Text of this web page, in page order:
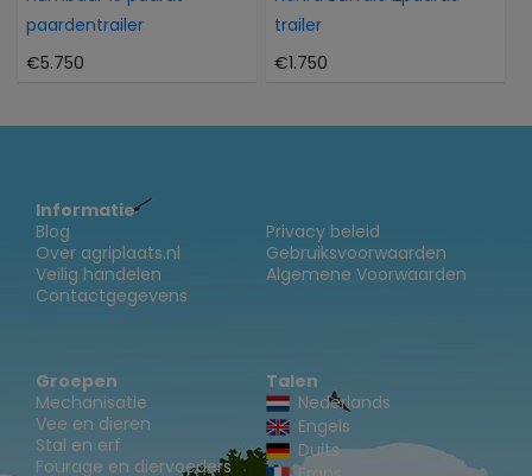
paardentrailer
€5.750
trailer
€1.750
Informatie
Blog
Over agriplaats.nl
Veilig handelen
Contactgegevens
Privacy beleid
Gebruiksvoorwaarden
Algemene Voorwaarden
Groepen
Mechanisatie
Vee en dieren
Stal en erf
Fourage en diervoeders
Talen
Nederlands
Engels
Duits